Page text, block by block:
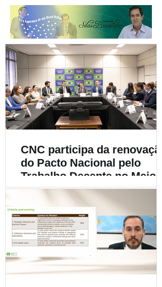
CNC participa da renovação
do Pacto Nacional pelo
Trabalho Decente no Meio
Rural e destaca a
importância da
sustentabilidade social na
cafeicultura